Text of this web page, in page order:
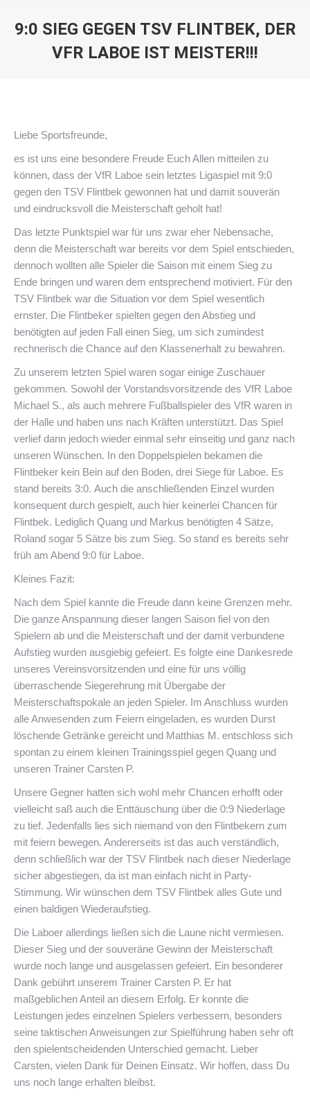
9:0 SIEG GEGEN TSV FLINTBEK, DER
VFR LABOE IST MEISTER!!!
Liebe Sportsfreunde,
es ist uns eine besondere Freude Euch Allen mitteilen zu
können, dass der VfR Laboe sein letztes Ligaspiel mit 9:0
gegen den TSV Flintbek gewonnen hat und damit souverän
und eindrucksvoll die Meisterschaft geholt hat!
Das letzte Punktspiel war für uns zwar eher Nebensache,
denn die Meisterschaft war bereits vor dem Spiel entschieden,
dennoch wollten alle Spieler die Saison mit einem Sieg zu
Ende bringen und waren dem entsprechend motiviert. Für den
TSV Flintbek war die Situation vor dem Spiel wesentlich
ernster. Die Flintbeker spielten gegen den Abstieg und
benötigten auf jeden Fall einen Sieg, um sich zumindest
rechnerisch die Chance auf den Klassenerhalt zu bewahren.
Zu unserem letzten Spiel waren sogar einige Zuschauer
gekommen. Sowohl der Vorstandsvorsitzende des VfR Laboe
Michael S., als auch mehrere Fußballspieler des VfR waren in
der Halle und haben uns nach Kräften unterstützt. Das Spiel
verlief dann jedoch wieder einmal sehr einseitig und ganz nach
unseren Wünschen. In den Doppelspielen bekamen die
Flintbeker kein Bein auf den Boden, drei Siege für Laboe. Es
stand bereits 3:0. Auch die anschließenden Einzel wurden
konsequent durch gespielt, auch hier keinerlei Chancen für
Flintbek. Lediglich Quang und Markus benötigten 4 Sätze,
Roland sogar 5 Sätze bis zum Sieg. So stand es bereits sehr
früh am Abend 9:0 für Laboe.
Kleines Fazit:
Nach dem Spiel kannte die Freude dann keine Grenzen mehr.
Die ganze Anspannung dieser langen Saison fiel von den
Spielern ab und die Meisterschaft und der damit verbundene
Aufstieg wurden ausgiebig gefeiert. Es folgte eine Dankesrede
unseres Vereinsvorsitzenden und eine für uns völlig
überraschende Siegerehrung mit Übergabe der
Meisterschaftspokale an jeden Spieler. Im Anschluss wurden
alle Anwesenden zum Feiern eingeladen, es wurden Durst
löschende Getränke gereicht und Matthias M. entschloss sich
spontan zu einem kleinen Trainingsspiel gegen Quang und
unseren Trainer Carsten P.
Unsere Gegner hatten sich wohl mehr Chancen erhofft oder
vielleicht saß auch die Enttäuschung über die 0:9 Niederlage
zu tief. Jedenfalls lies sich niemand von den Flintbekern zum
mit feiern bewegen. Andererseits ist das auch verständlich,
denn schließlich war der TSV Flintbek nach dieser Niederlage
sicher abgestiegen, da ist man einfach nicht in Party-
Stimmung. Wir wünschen dem TSV Flintbek alles Gute und
einen baldigen Wiederaufstieg.
Die Laboer allerdings ließen sich die Laune nicht vermiesen.
Dieser Sieg und der souveräne Gewinn der Meisterschaft
wurde noch lange und ausgelassen gefeiert. Ein besonderer
Dank gebührt unserem Trainer Carsten P. Er hat
maßgeblichen Anteil an diesem Erfolg. Er konnte die
Leistungen jedes einzelnen Spielers verbessern, besonders
seine taktischen Anweisungen zur Spielführung haben sehr oft
den spielentscheidenden Unterschied gemacht. Lieber
Carsten, vielen Dank für Deinen Einsatz. Wir hoffen, dass Du
uns noch lange erhalten bleibst.